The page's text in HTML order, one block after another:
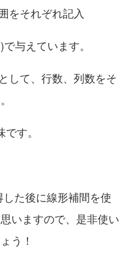
をそれぞれ記入
与えています。
して、行数、列数をそ
す。
た後に線形補間を使
いますので、是非使い
う！